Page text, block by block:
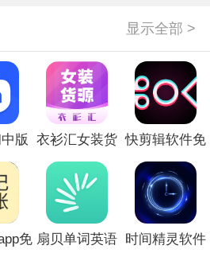
显示全部 >
版 衣衫汇女装货
源手机版
快剪辑软件免
费版下载
免 扇贝单词英语 时间精灵软件